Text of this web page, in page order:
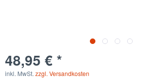
48,95 € *
inkl. MwSt. zzgl. Versandkosten